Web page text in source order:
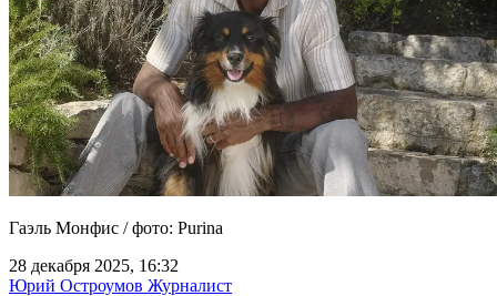
Гаэль Монфис / фото: Purina
28 декабря 2025, 16:32
Юрий Остроумов Журналист